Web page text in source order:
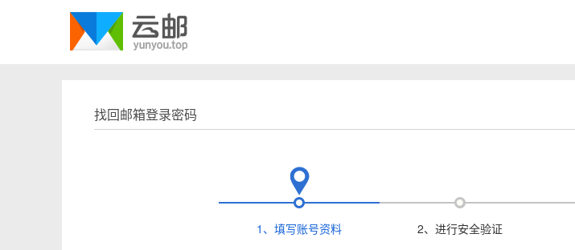
找回邮箱登录密码
1、填写账号资料 2、进行安全验证